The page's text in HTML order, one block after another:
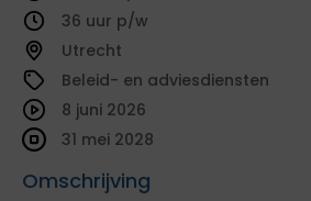
36
Utrecht
Beleid- en adviesdiensten
Omschrijving
8 juni 2026
31 mei 2028